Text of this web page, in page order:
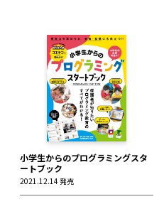
小学生からのプログラミングスタ
ートブック
2021.12.14 発売